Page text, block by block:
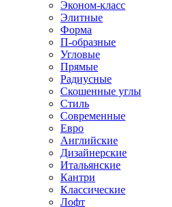
Эконом-класс
Элитные
Форма
П-образные
Угловые
Прямые
Радиусные
Скошенные углы
Стиль
Современные
Евро
Английские
Дизайнерские
Итальянские
Кантри
Классические
Лофт